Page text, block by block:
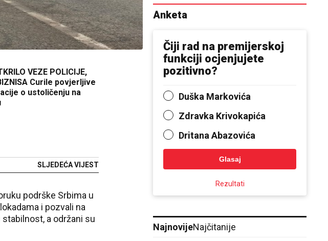
VEZE POLICIJE,
Curile povjerljive
o ustoličenju na
SLJEDEĆA VIJEST
podrške Srbima u
i pozvali na
a održani su
Anketa
Čiji rad na premijerskoj
funkciji ocjenjujete
pozitivno?
Duška Markovića
Zdravka Krivokapića
Dritana Abazovića
Glasaj
Rezultati
NajnovijeNajčitanije